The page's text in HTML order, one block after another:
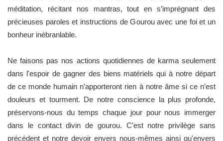
méditation, récitant nos mantras, tout en s’imprégnant des
précieuses paroles et instructions de Gourou avec une foi et un
bonheur inébranlable.
Ne faisons pas nos actions quotidiennes de karma seulement
dans l'espoir de gagner des biens matériels qui à notre départ
de ce monde humain n’apporteront rien à notre âme si ce n’est
douleurs et tourment. De notre conscience la plus profonde,
préservons-nous du temps chaque jour pour nous immerger
dans le contact divin de gourou. C'est notre privilège sans
précédent et notre devoir envers nous-mêmes ainsi qu'envers